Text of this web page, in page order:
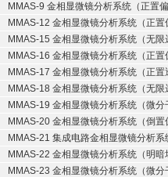
MMAS-9 金相显微镜分析系统（正置偏
MMAS-12 金相显微镜分析系统（正置
MMAS-15 金相显微镜分析系统（无限
MMAS-16 金相显微镜分析系统（正置
MMAS-17 金相显微镜分析系统（正置
MMAS-18 金相显微镜分析系统（无限
MMAS-19 金相显微镜分析系统（微分
MMAS-20 金相显微镜分析系统（倒置
MMAS-21 集成电路金相显微镜分析系
MMAS-22 金相显微镜分析系统（明暗
MMAS-23 金相显微镜分析系统（微分